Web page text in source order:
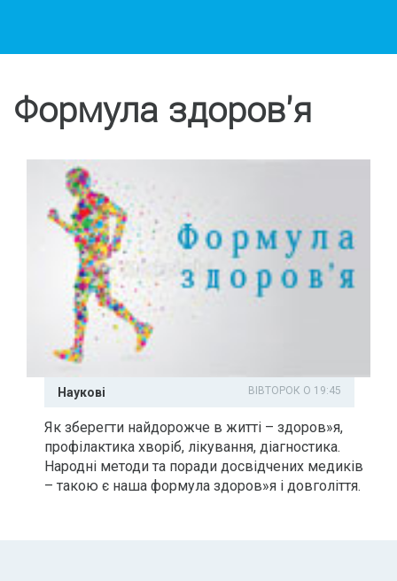
Формула здоров'я
Наукові ВІВТОРОК О 19:45
Як зберегти найдорожче в житті – здоров»я,
профілактика хворіб, лікування, діагностика.
Народні методи та поради досвідчених медиків
– такою є наша формула здоров»я і довголіття.